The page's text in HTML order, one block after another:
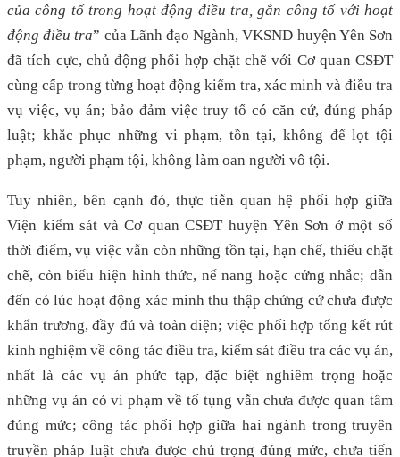
của công tố trong hoạt động điều tra, gắn công tố với hoạt
động điều tra” của Lãnh đạo Ngành, VKSND huyện Yên Sơn
đã tích cực, chủ động phối hợp chặt chẽ với Cơ quan CSĐT
cùng cấp trong từng hoạt động kiểm tra, xác minh và điều tra
vụ việc, vụ án; bảo đảm việc truy tố có căn cứ, đúng pháp
luật; khắc phục những vi phạm, tồn tại, không để lọt tội
phạm, người phạm tội, không làm oan người vô tội.
Tuy nhiên, bên cạnh đó, thực tiễn quan hệ phối hợp giữa
Viện kiểm sát và Cơ quan CSĐT huyện Yên Sơn ở một số
thời điểm, vụ việc vẫn còn những tồn tại, hạn chế, thiếu chặt
chẽ, còn biểu hiện hình thức, nể nang hoặc cứng nhắc; dẫn
đến có lúc hoạt động xác minh thu thập chứng cứ chưa được
khẩn trương, đầy đủ và toàn diện; việc phối hợp tổng kết rút
kinh nghiệm về công tác điều tra, kiểm sát điều tra các vụ án,
nhất là các vụ án phức tạp, đặc biệt nghiêm trọng hoặc
những vụ án có vi phạm về tố tụng vẫn chưa được quan tâm
đúng mức; công tác phối hợp giữa hai ngành trong truyên
truyền pháp luật chưa được chú trọng đúng mức, chưa tiến